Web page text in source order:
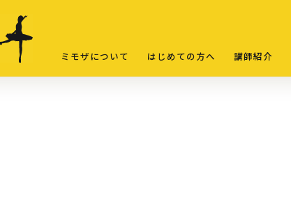
ミモザについて はじめての方へ 講師紹介